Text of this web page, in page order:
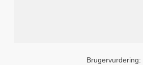
Brugervurdering: